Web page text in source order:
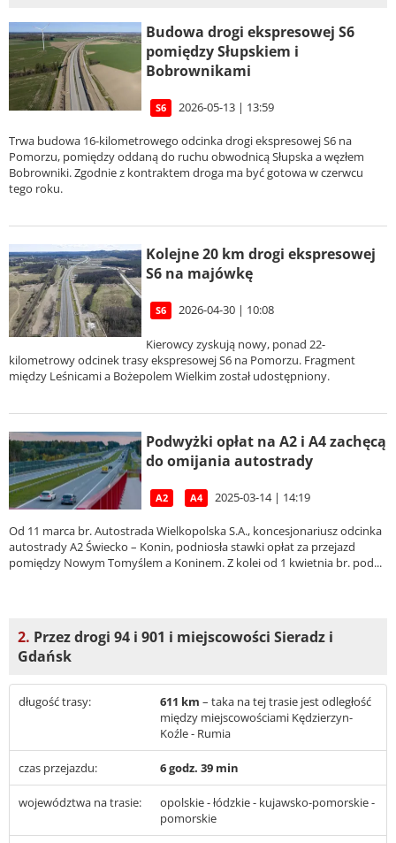
Budowa drogi ekspresowej S6
pomiędzy Słupskiem i
Bobrownikami
S6 2026-05-13 | 13:59
Trwa budowa 16-kilometrowego odcinka drogi ekspresowej S6 na
Pomorzu, pomiędzy oddaną do ruchu obwodnicą Słupska a węzłem
Bobrowniki. Zgodnie z kontraktem droga ma być gotowa w czerwcu
tego roku.
Kolejne 20 km drogi ekspresowej
S6 na majówkę
S6 2026-04-30 | 10:08
Kierowcy zyskują nowy, ponad 22-
kilometrowy odcinek trasy ekspresowej S6 na Pomorzu. Fragment
między Leśnicami a Bożepolem Wielkim został udostępniony.
Podwyżki opłat na A2 i A4 zachęcą
do omijania autostrady
A2 A4 2025-03-14 | 14:19
Od 11 marca br. Autostrada Wielkopolska S.A., koncesjonariusz odcinka
autostrady A2 Świecko – Konin, podniosła stawki opłat za przejazd
pomiędzy Nowym Tomyślem a Koninem. Z kolei od 1 kwietnia br. pod...
2. Przez drogi 94 i 901 i miejscowości Sieradz i
Gdańsk
długość trasy: 611 km – taka na tej trasie jest odległość
między miejscowościami Kędzierzyn-
Koźle - Rumia
czas przejazdu: 6 godz. 39 min
województwa na trasie:
opolskie - łódzkie - kujawsko-pomorskie -
pomorskie